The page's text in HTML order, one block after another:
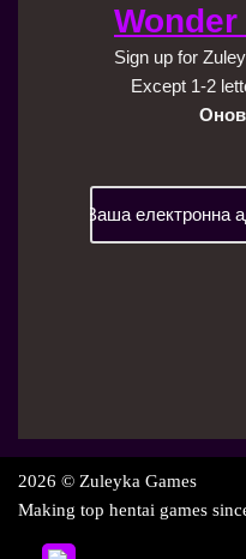
Sign up for
Except 1-2
Ваша електронна
2026 © Zuleyka Games
Making top hentai games